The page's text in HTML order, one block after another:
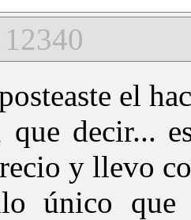
12340
el
que decir...
y llevo
único que